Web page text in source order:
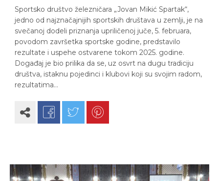
Sportsko društvo železničara „Jovan Mikić Spartak“,
jedno od najznačajnijih sportskih društava u zemlji, je na
svečanoj dodeli priznanja upriličenoj juče, 5. februara,
povodom završetka sportske godine, predstavilo
rezultate i uspehe ostvarene tokom 2025. godine.
Događaj je bio prilika da se, uz osvrt na dugu tradiciju
društva, istaknu pojedinci i klubovi koji su svojim radom,
rezultatima…